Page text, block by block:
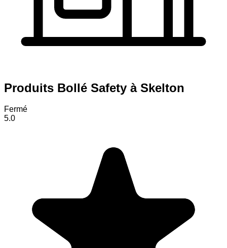
Produits Bollé Safety à Skelton
Fermé
5.0